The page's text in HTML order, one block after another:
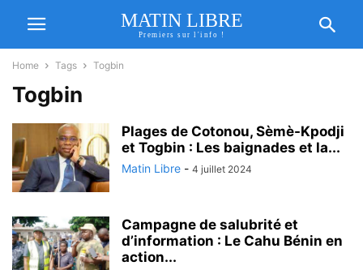
MATIN LIBRE
Premiers sur l'info !
Home Tags Togbin
Togbin
Plages de Cotonou, Sèmè-Kpodji
et Togbin : Les baignades et la...
Matin Libre - 4 juillet 2024
Campagne de salubrité et
d’information : Le Cahu Bénin en
action...